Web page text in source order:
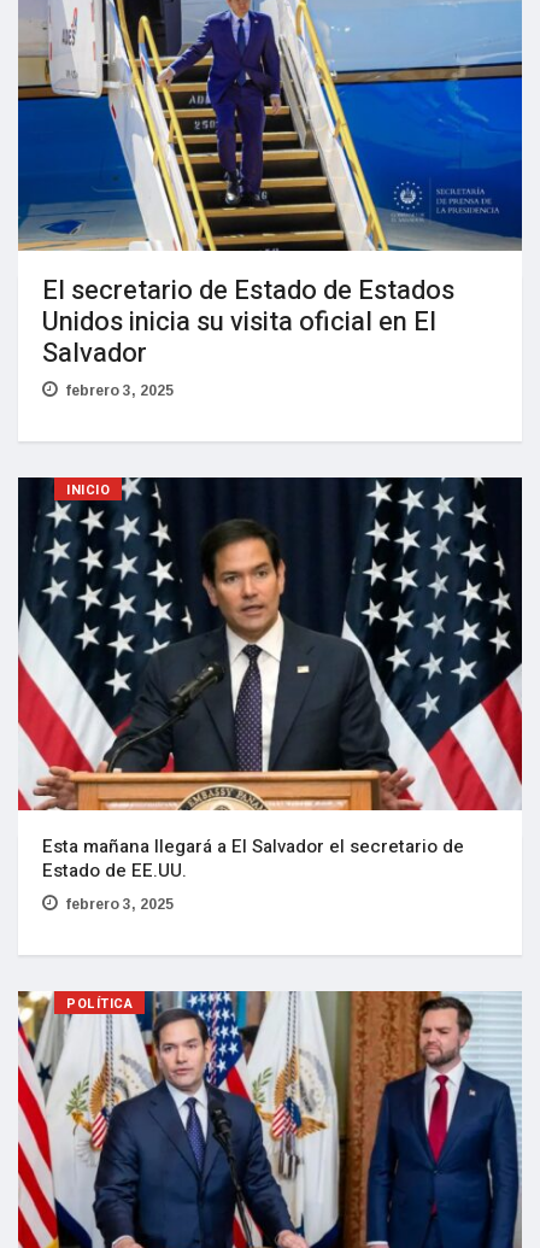
El secretario de Estado de Estados
Unidos inicia su visita oficial en El
Salvador
febrero 3, 2025
INICIO
Esta mañana llegará a El Salvador el secretario de
Estado de EE.UU.
febrero 3, 2025
POLÍTICA